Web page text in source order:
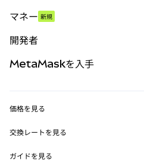
パーペチュアル
RWA
マネー 新規
開発者
MetaMask Connect
MetaMaskを入手
価格を見る
イーサリアムの価格
Solanaの価格
交換レートを見る
ガイドを見る